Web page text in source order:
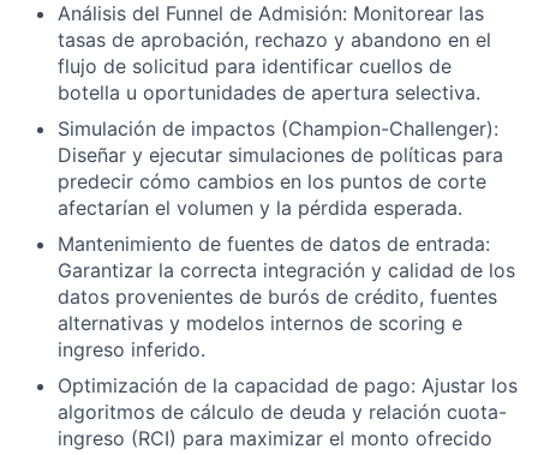
Análisis del Funnel de Admisión: Monitorear las
tasas de aprobación, rechazo y abandono en el
flujo de solicitud para identificar cuellos de
botella u oportunidades de apertura selectiva.
Simulación de impactos (Champion-Challenger):
Diseñar y ejecutar simulaciones de políticas para
predecir cómo cambios en los puntos de corte
afectarían el volumen y la pérdida esperada.
Mantenimiento de fuentes de datos de entrada:
Garantizar la correcta integración y calidad de los
datos provenientes de burós de crédito, fuentes
alternativas y modelos internos de scoring e
ingreso inferido.
Optimización de la capacidad de pago: Ajustar los
algoritmos de cálculo de deuda y relación cuota-
ingreso (RCI) para maximizar el monto ofrecido